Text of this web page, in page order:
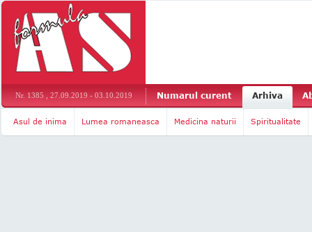
Nr. 1385 , 27.09.2019 - 03.10.2019 Numarul curent Arhiva
Asul de inima Lumea romaneasca Medicina naturii Spiritualitate